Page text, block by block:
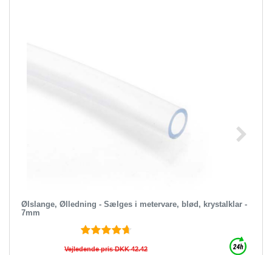
Ølslange, Ølledning - Sælges i metervare, blød, krystalklar -
7mm
Vejledende pris DKK 42.42